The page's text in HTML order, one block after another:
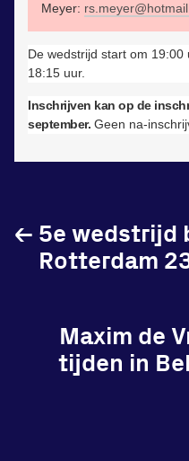
Updates
Atleten
Contact
Sportpark Reeweg
Halmaheiraplein 35
Meyer:
De wedstrijd start om
18:15 uur.
Inschrijven kan op de
september. Geen na-
5e wedstrijd
Rotterdam
←
Maxim de
tijden in